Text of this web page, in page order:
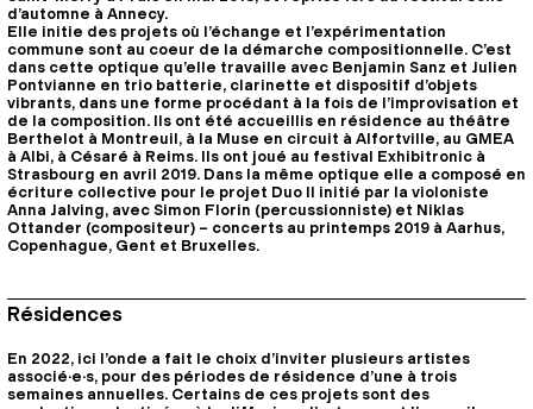
d’automne à Annecy.
Elle initie des projets où l’échange et l’expérimentation
commune sont au coeur de la démarche compositionnelle. C’est
dans cette optique qu’elle travaille avec Benjamin Sanz et Julien
Pontvianne en trio batterie, clarinette et dispositif d’objets
vibrants, dans une forme procédant à la fois de l’improvisation et
de la composition. Ils ont été accueillis en résidence au théâtre
Berthelot à Montreuil, à la Muse en circuit à Alfortville, au GMEA
à Albi, à Césaré à Reims. Ils ont joué au festival Exhibitronic à
Strasbourg en avril 2019. Dans la même optique elle a composé en
écriture collective pour le projet Duo II initié par la violoniste
Anna Jalving, avec Simon Florin (percussionniste) et Niklas
Ottander (compositeur) – concerts au printemps 2019 à Aarhus,
Copenhague, Gent et Bruxelles.
Résidences
En 2022, ici l’onde a fait le choix d’inviter plusieurs artistes
associé·e·s, pour des périodes de résidence d’une à trois
semaines annuelles. Certains de ces projets sont des